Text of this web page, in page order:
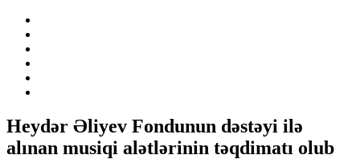
Heydər Əliyev Fondunun dəstəyi ilə
alınan musiqi alətlərinin təqdimatı olub